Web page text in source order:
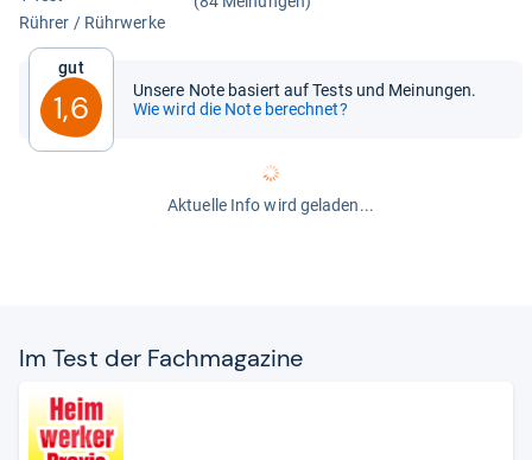
Rüh­rer / Rühr­werke
Gut
1,6
Unsere Note basiert auf Tests und Meinungen.
Wie wird die Note berechnet?
Aktuelle Info wird geladen...
Im Test der Fach­ma­ga­zine